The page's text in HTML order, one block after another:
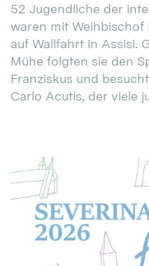
52 Jugendliche der
waren mit Weihbischof
auf Wallfahrt in Assisi.
Mühe folgten sie den
Franziskus und
Carlo Acutis, der viele